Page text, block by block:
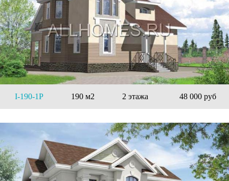
I-190-1P 190 м2 2 этажа 48 000 руб